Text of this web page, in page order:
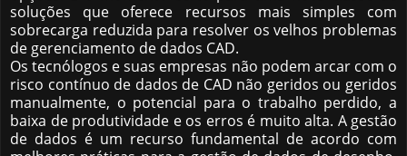
soluções que oferece recursos mais simples com
sobrecarga reduzida para resolver os velhos problemas
de gerenciamento de dados CAD.
Os tecnólogos e suas empresas não podem arcar com o
risco contínuo de dados de CAD não geridos ou geridos
manualmente, o potencial para o trabalho perdido, a
baixa de produtividade e os erros é muito alta. A gestão
de dados é um recurso fundamental de acordo com